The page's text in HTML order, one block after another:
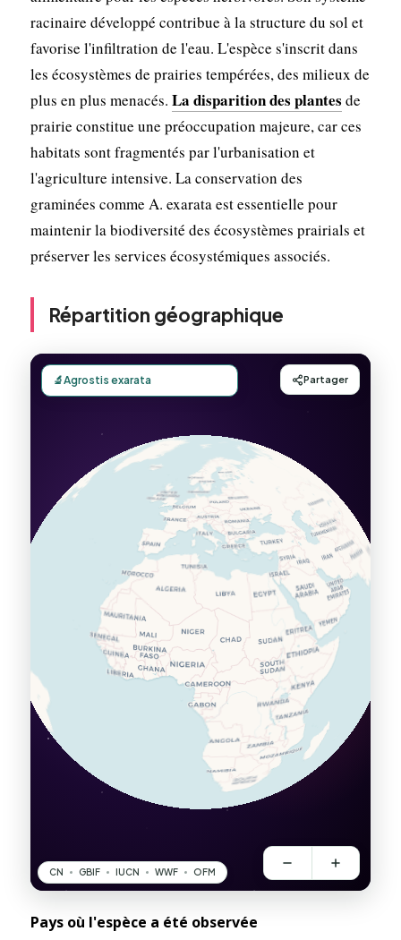
racinaire développé contribue à la structure du sol et
favorise l'infiltration de l'eau. L'espèce s'inscrit dans
les écosystèmes de prairies tempérées, des milieux de
plus en plus menacés. La disparition des plantes de
prairie constitue une préoccupation majeure, car ces
habitats sont fragmentés par l'urbanisation et
l'agriculture intensive. La conservation des
graminées comme A. exarata est essentielle pour
maintenir la biodiversité des écosystèmes prairials et
préserver les services écosystémiques associés.
Répartition géographique
Pays où l'espèce a été observée